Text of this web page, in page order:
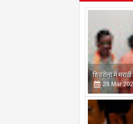
शिवसेना में
28 Mar